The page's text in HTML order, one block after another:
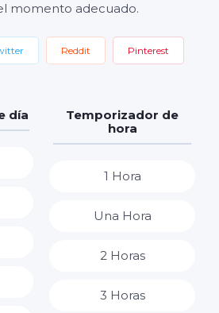
momento adecuado.
Reddit Pinterest
día
Temporizador de
hora
1 Hora
Una Hora
2 Horas
3 Horas